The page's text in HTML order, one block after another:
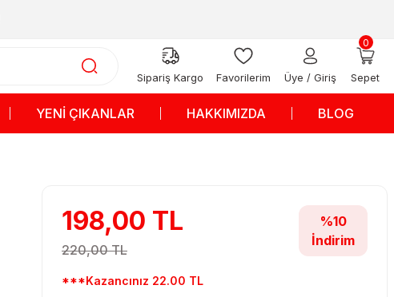
Sipariş Kargo Favorilerim Üye / Giriş Sepet
0
YENİ ÇIKANLAR HAKKIMIZDA BLOG
198,00 TL
220,00 TL
***Kazancınız 22.00 TL
%10
İndirim